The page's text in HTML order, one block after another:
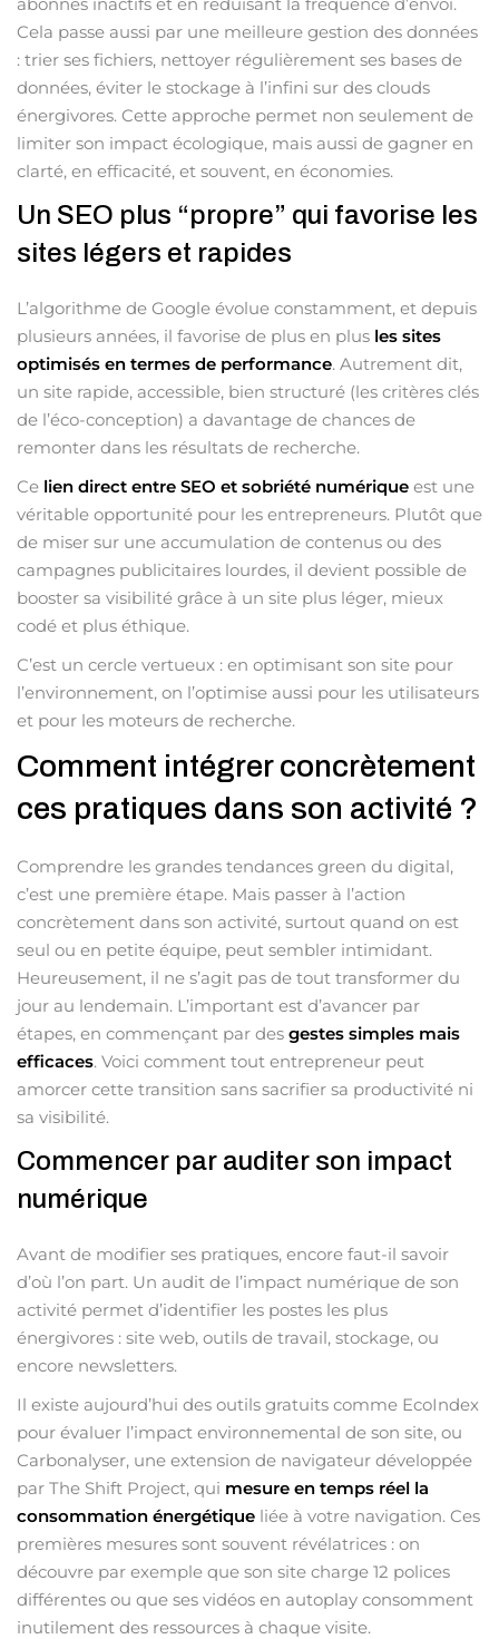
Cela passe aussi par une meilleure gestion des données
: trier ses fichiers, nettoyer régulièrement ses bases de
données, éviter le stockage à l’infini sur des clouds
énergivores. Cette approche permet non seulement de
limiter son impact écologique, mais aussi de gagner en
clarté, en efficacité, et souvent, en économies.
Un SEO plus “propre” qui favorise les
sites légers et rapides
L’algorithme de Google évolue constamment, et depuis
plusieurs années, il favorise de plus en plus les sites
optimisés en termes de performance. Autrement dit,
un site rapide, accessible, bien structuré (les critères clés
de l’éco-conception) a davantage de chances de
remonter dans les résultats de recherche.
Ce lien direct entre SEO et sobriété numérique est une
véritable opportunité pour les entrepreneurs. Plutôt que
de miser sur une accumulation de contenus ou des
campagnes publicitaires lourdes, il devient possible de
booster sa visibilité grâce à un site plus léger, mieux
codé et plus éthique.
C’est un cercle vertueux : en optimisant son site pour
l’environnement, on l’optimise aussi pour les utilisateurs
et pour les moteurs de recherche.
Comment intégrer concrètement
ces pratiques dans son activité ?
Comprendre les grandes tendances green du digital,
c’est une première étape. Mais passer à l’action
concrètement dans son activité, surtout quand on est
seul ou en petite équipe, peut sembler intimidant.
Heureusement, il ne s’agit pas de tout transformer du
jour au lendemain. L’important est d’avancer par
étapes, en commençant par des gestes simples mais
efficaces. Voici comment tout entrepreneur peut
amorcer cette transition sans sacrifier sa productivité ni
sa visibilité.
Commencer par auditer son impact
numérique
Avant de modifier ses pratiques, encore faut-il savoir
d’où l’on part. Un audit de l’impact numérique de son
activité permet d’identifier les postes les plus
énergivores : site web, outils de travail, stockage, ou
encore newsletters.
Il existe aujourd’hui des outils gratuits comme EcoIndex
pour évaluer l’impact environnemental de son site, ou
Carbonalyser, une extension de navigateur développée
par The Shift Project, qui mesure en temps réel la
consommation énergétique liée à votre navigation. Ces
premières mesures sont souvent révélatrices : on
découvre par exemple que son site charge 12 polices
différentes ou que ses vidéos en autoplay consomment
inutilement des ressources à chaque visite.